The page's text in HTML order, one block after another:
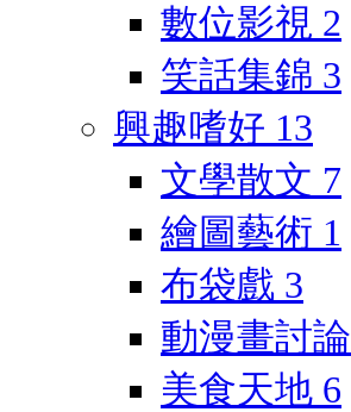
數位影視 2
笑話集錦 3
興趣嗜好 13
文學散文 7
繪圖藝術 1
布袋戲 3
動漫畫討論
美食天地 6